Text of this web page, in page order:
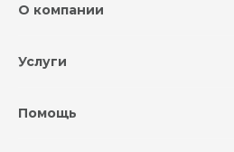
О компании
Услуги
Помощь